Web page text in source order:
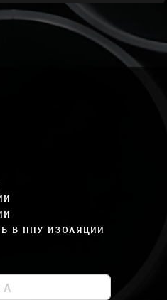
В ППУ ИЗОЛЯЦИИ